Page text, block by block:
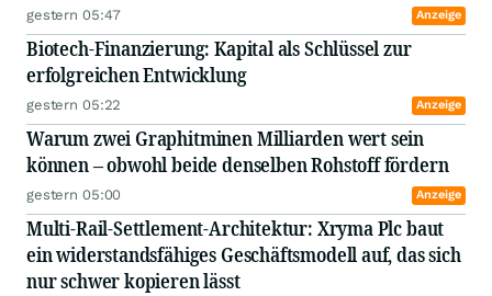
gestern 05:47 Anzeige
Biotech-Finanzierung: Kapital als Schlüssel zur
erfolgreichen Entwicklung
gestern 05:22 Anzeige
Warum zwei Graphitminen Milliarden wert sein
können – obwohl beide denselben Rohstoff fördern
gestern 05:00 Anzeige
Multi-Rail-Settlement-Architektur: Xryma Plc baut
ein widerstandsfähiges Geschäftsmodell auf, das sich
nur schwer kopieren lässt